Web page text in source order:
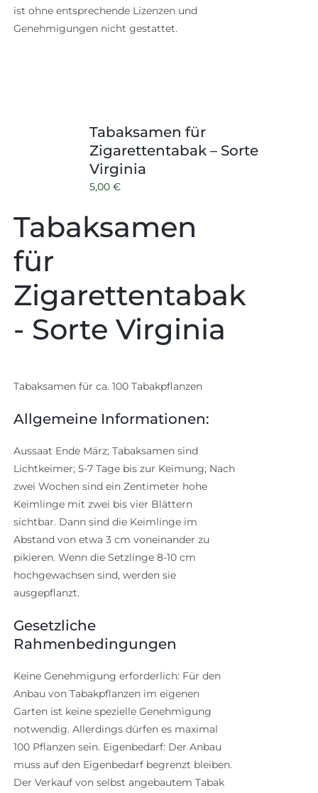
ist ohne entsprechende Lizenzen und
Genehmigungen nicht gestattet.
Tabaksamen für
Zigarettentabak – Sorte
Virginia
5,00 €
Tabaksamen
für
Zigarettentabak
- Sorte Virginia
Tabaksamen für ca. 100 Tabakpflanzen
Allgemeine Informationen:
Aussaat Ende März; Tabaksamen sind
Lichtkeimer; 5-7 Tage bis zur Keimung; Nach
zwei Wochen sind ein Zentimeter hohe
Keimlinge mit zwei bis vier Blättern
sichtbar. Dann sind die Keimlinge im
Abstand von etwa 3 cm voneinander zu
pikieren. Wenn die Setzlinge 8-10 cm
hochgewachsen sind, werden sie
ausgepflanzt.
Gesetzliche
Rahmenbedingungen
Keine Genehmigung erforderlich: Für den
Anbau von Tabakpflanzen im eigenen
Garten ist keine spezielle Genehmigung
notwendig. Allerdings dürfen es maximal
100 Pflanzen sein. Eigenbedarf: Der Anbau
muss auf den Eigenbedarf begrenzt bleiben.
Der Verkauf von selbst angebautem Tabak